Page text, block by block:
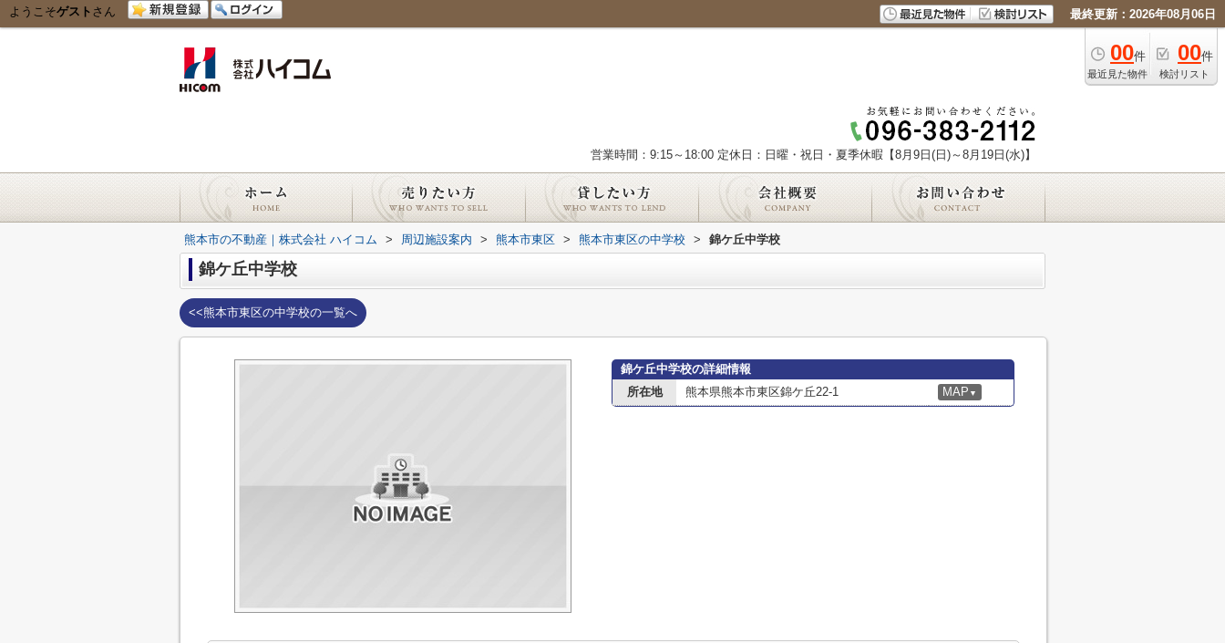
ようこそゲスト さん 最終更新：2026年08月06日
00件
最近見た物件
00件
検討リスト
営業時間：9:15～18:00 定休日：日曜・祝日・夏季休暇【8月9日(日)～8月19日(水)】
熊本市の不動産｜株式会社 ハイコム > 周辺施設案内 > 熊本市東区 > 熊本市東区の中学校 > 錦ケ丘中学校
錦ケ丘中学校
<<熊本市東区の中学校の一覧へ
錦ケ丘中学校の詳細情報
所在地
熊本県熊本市東区錦ケ丘22-1 MAP ▼